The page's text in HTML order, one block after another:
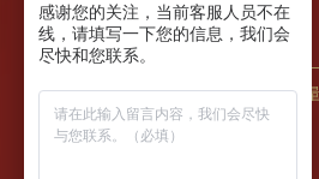
无穷花水漆产品网站
无穷花，中国环保水漆品牌——
只做高质量的水性漆、做高质
感谢您的关注，当前客服人员不在
线，请填写一下您的信息，我们会
尽快和您联系。